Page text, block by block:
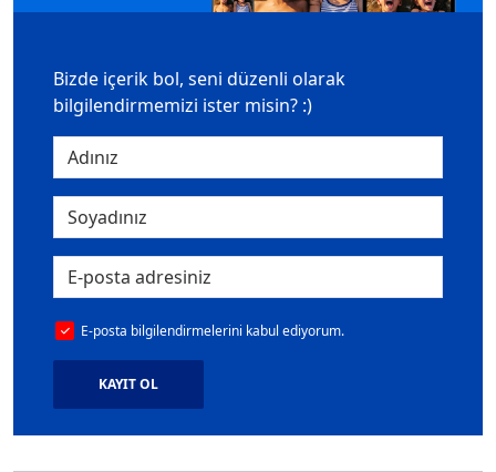
Bizde içerik bol, seni düzenli olarak
bilgilendirmemizi ister misin? :)
E-posta bilgilendirmelerini kabul ediyorum.
KAYIT OL